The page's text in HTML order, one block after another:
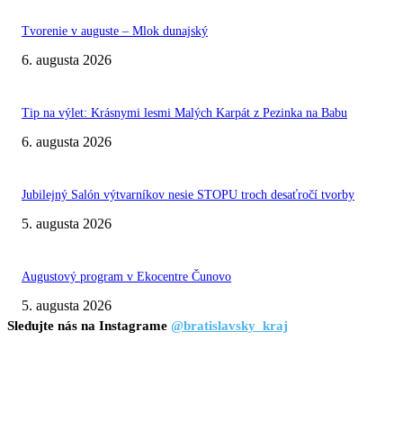
Tvorenie v auguste – Mlok dunajský
6. augusta 2026
Tip na výlet: Krásnymi lesmi Malých Karpát z Pezinka na Babu
6. augusta 2026
Jubilejný Salón výtvarníkov nesie STOPU troch desaťročí tvorby
5. augusta 2026
Augustový program v Ekocentre Čunovo
5. augusta 2026
Sledujte nás na Instagrame @bratislavsky_kraj